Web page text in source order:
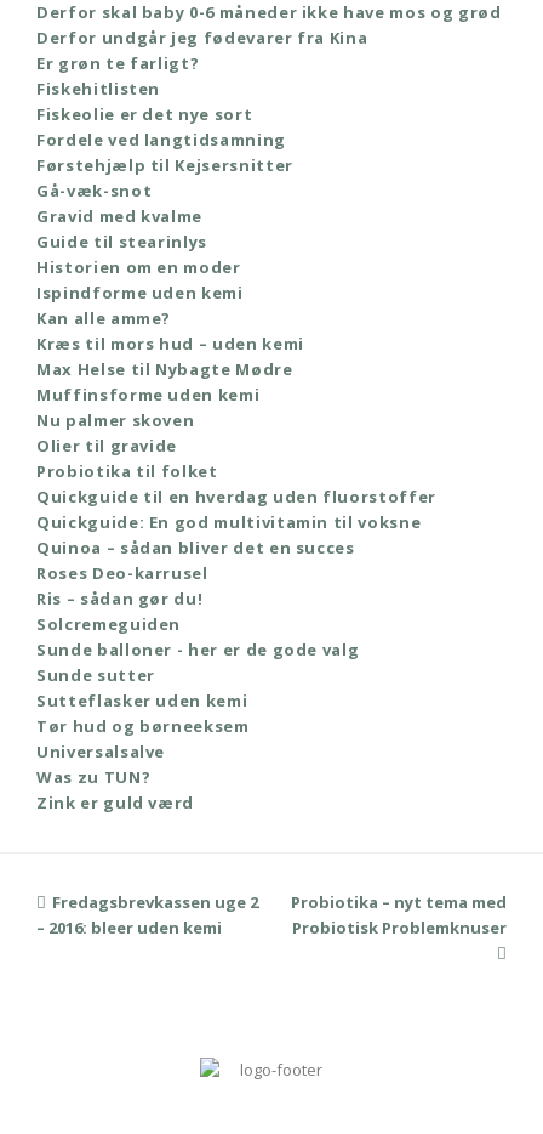
Derfor skal baby 0-6 måneder ikke have mos og grød
Derfor undgår jeg fødevarer fra Kina
Er grøn te farligt?
Fiskehitlisten
Fiskeolie er det nye sort
Fordele ved langtidsamning
Førstehjælp til Kejsersnitter
Gå-væk-snot
Gravid med kvalme
Guide til stearinlys
Historien om en moder
Ispindforme uden kemi
Kan alle amme?
Kræs til mors hud – uden kemi
Max Helse til Nybagte Mødre
Muffinsforme uden kemi
Nu palmer skoven
Olier til gravide
Probiotika til folket
Quickguide til en hverdag uden fluorstoffer
Quickguide: En god multivitamin til voksne
Quinoa – sådan bliver det en succes
Roses Deo-karrusel
Ris – sådan gør du!
Solcremeguiden
Sunde balloner - her er de gode valg
Sunde sutter
Sutteflasker uden kemi
Tør hud og børneeksem
Universalsalve
Was zu TUN?
Zink er guld værd
previous
post:
Fredagsbrevkassen uge 2
– 2016: bleer uden kemi
next
post:
Probiotika – nyt tema med
Probiotisk Problemknuser